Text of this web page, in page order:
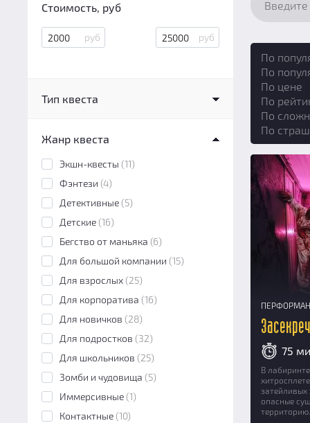
Стоимость, руб
Тип квеста
Перформанс
Экшн-игра(1)
Жанр квеста
Экшн-квесты (11)
Фэнтези (4)
Детективные (5)
Детские (16)
Бегство от маньяка (6)
Для большой компании (15)
Для взрослых (25)
Для корпоратива (16)
Для новичков (28)
Для подростков (32)
Для школьников (25)
Зомби и чудовища (5)
Иммерсивные (1)
Контактные (10)
По
По
По цене
По
По
По
75
В
затейливых
опасные